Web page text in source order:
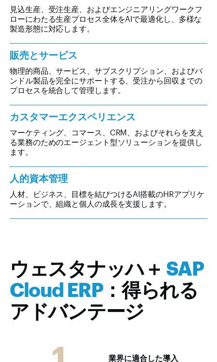
見込生産、受注生産、およびエンジニアリングワークフ
ローにわたる生産プロセス全体をAIで最適化し、多様な
製造形態に対応します。
販売とサービス
物理的商品、サービス、サブスクリプション、およびバ
ンドル製品を完全にサポートする、受注から回収までの
プロセスを統合して管理します。
カスタマーエクスペリエンス
マーケティング、コマース、CRM、およびそれらを支え
る業務のためのエージェント型ソリューションを提供し
ます。
人的資本管理
人材、ビジネス、目標を結びつけるAI搭載のHRアプリケ
ーションで、組織と個人の成長を支援します。
ウェスタナッハ＋ SAP
Cloud ERP：得られる
アドバンテージ
業界に適合した導入